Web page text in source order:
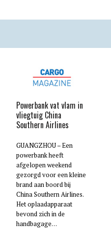
Powerbank vat vlam in
vliegtuig China
Southern Airlines
GUANGZHOU – Een
powerbank heeft
afgelopen weekend
gezorgd voor een kleine
brand aan boord bij
China Southern Airlines.
Het oplaadapparaat
bevond zich in de
handbagage…